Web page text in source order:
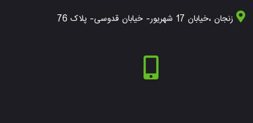
زنجان ،خیابان 17 شهریور- خیابان قدوسی- پلاک 76